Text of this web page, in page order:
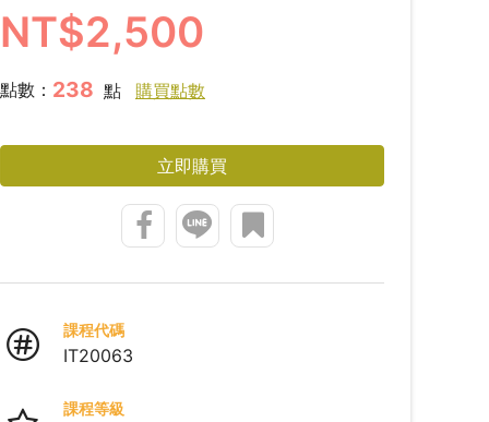
3 章節三：程式封裝
4 章節四：物件導向
物件導向介紹 會員試讀 07:29
自定義 Python 中的類別
NT$2,500
點數： 238 點 購買點數
立即購買
課程代碼
IT20063
課程等級